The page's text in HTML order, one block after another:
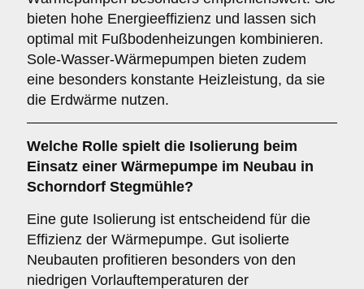
bieten hohe Energieeffizienz und lassen sich
optimal mit Fußbodenheizungen kombinieren.
Sole-Wasser-Wärmepumpen bieten zudem
eine besonders konstante Heizleistung, da sie
die Erdwärme nutzen.
Welche Rolle spielt die Isolierung beim
Einsatz einer Wärmepumpe im Neubau in
Schorndorf Stegmühle?
Eine gute Isolierung ist entscheidend für die
Effizienz der Wärmepumpe. Gut isolierte
Neubauten profitieren besonders von den
niedrigen Vorlauftemperaturen der